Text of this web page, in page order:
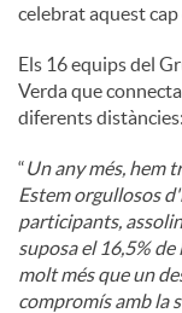
celebrat aquest
Els 16 equips del
Verda que
diferents
“Un any més, hem
Estem orgullosos
participants,
suposa el 16,5%
molt més que un
compromís amb la